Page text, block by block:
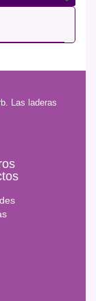
Las laderas